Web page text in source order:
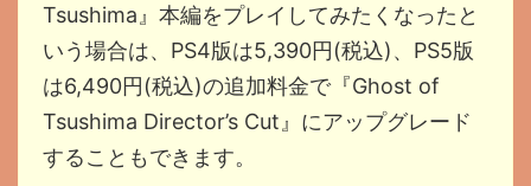
Tsushima』本編をプレイしてみたくなったと
いう場合は、PS4版は5,390円(税込)、PS5版
は6,490円(税込)の追加料金で『Ghost of
Tsushima Director’s Cut』にアップグレード
することもできます。